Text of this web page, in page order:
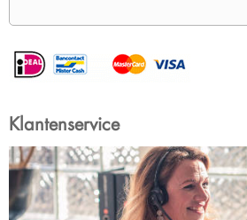
Klantenservice